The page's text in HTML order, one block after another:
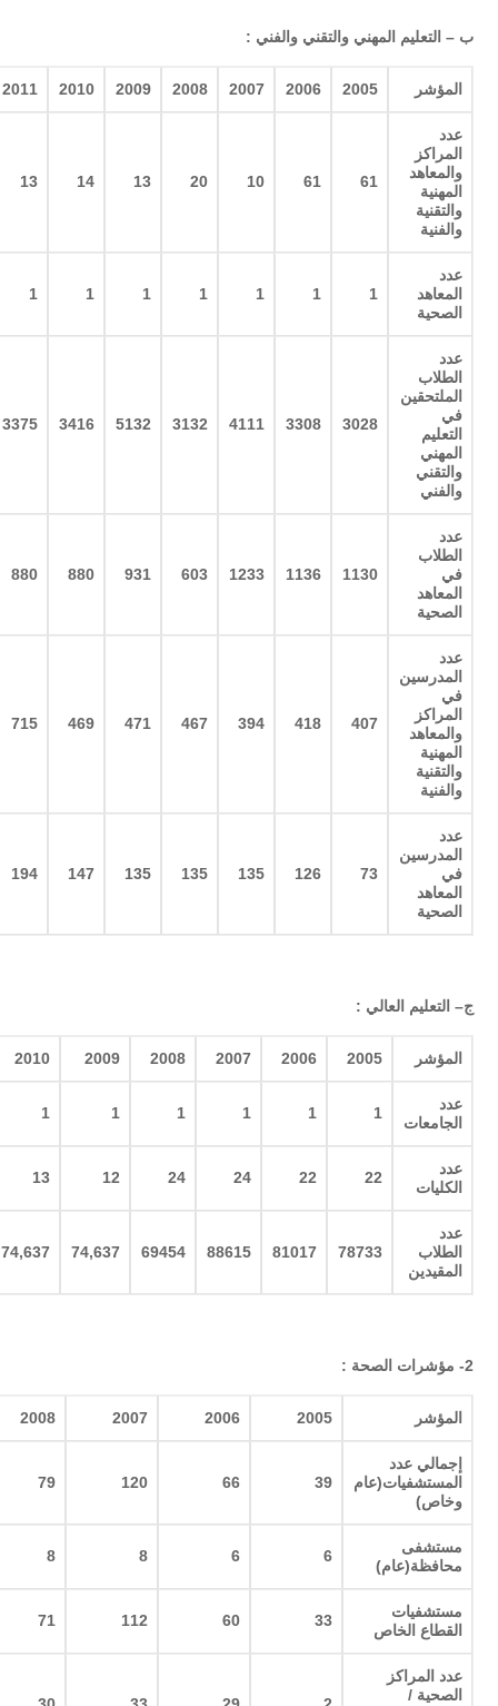
ب – التعليم المهني والتقني والفني :
المؤشر 2005
2006
2007
2008
2009
2010
2011
عدد
المراكز
والمعاهد
المهنية
والتقنية
والفنية
61
61
10
20
13
14
13
عدد
المعاهد
الصحية
1
1
1
1
1
1
1
عدد
الطلاب
الملتحقين
في
التعليم
المهني
والتقني
والفني
3028
3308
4111
3132
5132
3416
3375
عدد
الطلاب
في
المعاهد
الصحية
1130
1136
1233
603
931
880
880
عدد
المدرسين
في
المراكز
والمعاهد
المهنية
والتقنية
والفنية
407
418
394
467
471
469
715
عدد
المدرسين
في
المعاهد
الصحية
73
126
135
135
135
147
194
ج– التعليم العالي :
المؤشر 2005
2006
2007
2008
2009
2010
عدد
الجامعات
1
1
1
1
1
1
عدد
الكليات
22
22
24
24
12
13
عدد
الطلاب
المقيدين
78733
81017
88615
69454
74,637
74,637
2- مؤشرات الصحة :
المؤشر 2005
2006
2007
2008
إجمالي عدد
المستشفيات(عام
وخاص)
39
66
120
79
مستشفى
محافظة(عام)
6
6
8
8
مستشفيات
القطاع الخاص
33
60
112
71
عدد المراكز
الصحية /